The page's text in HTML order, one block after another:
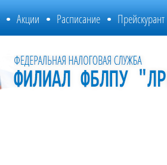
Акции Расписание Прейскурант